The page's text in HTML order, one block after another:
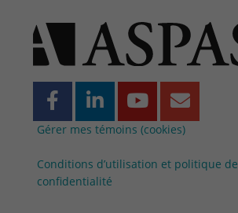
F
a
c
b
o
L
i
n
e
d
Y
o
u
u
E
n
v
l
Gérer mes témoins (cookies)
Conditions d’utilisation et politique de
confidentialité